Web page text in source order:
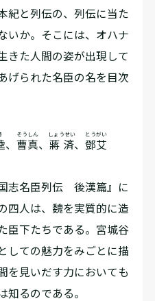
紀と列伝の、列伝に当た
いか。そこには、オハナ
きた人間の姿が出現して
げられた名臣の名を目次
、曹真
そうしん
、蔣済
しょうせい
、鄧艾
とうがい
志名臣列伝 後漢篇』に
四人は、魏を実質的に造
臣下たちである。宮城谷
しての魅力をみごとに描
を見いだす力においても
知るのである。